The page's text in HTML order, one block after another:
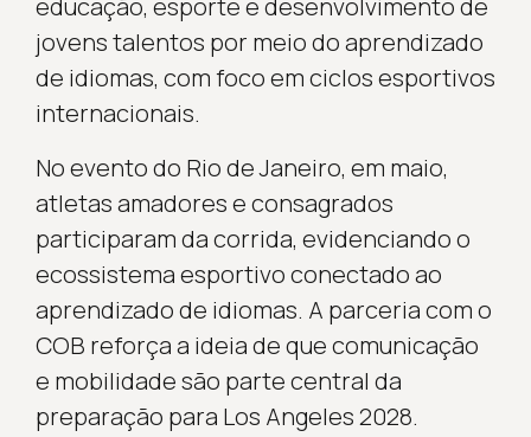
jovens talentos por meio do aprendizado
de idiomas, com foco em ciclos esportivos
internacionais.
No evento do Rio de Janeiro, em maio,
atletas amadores e consagrados
participaram da corrida, evidenciando o
ecossistema esportivo conectado ao
aprendizado de idiomas. A parceria com o
COB reforça a ideia de que comunicação
e mobilidade são parte central da
preparação para Los Angeles 2028.